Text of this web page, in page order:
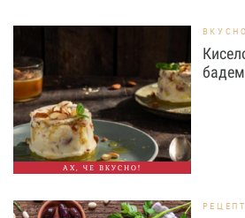
АХ, ЧЕ ВКУСНО!
ВКУСНО